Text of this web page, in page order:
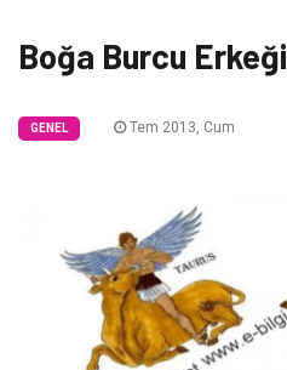
Boğa Burcu Erkeği
GENEL Tem 2013, Cum